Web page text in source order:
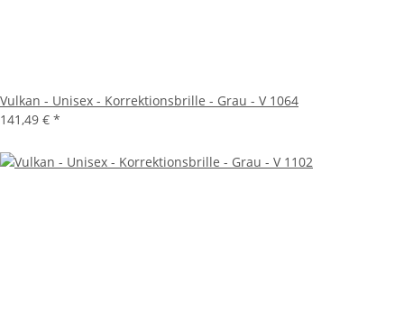
Vulkan - Unisex - Korrektionsbrille - Grau - V 1064
141,49 € *